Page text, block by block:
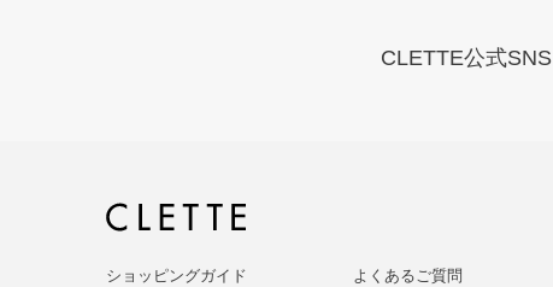
CLETTE公式SNS
ショッピングガイド よくあるご質問